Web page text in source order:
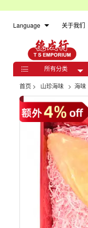
Language 关于我们

所有分类
首页 > 山珍海味 > 海味